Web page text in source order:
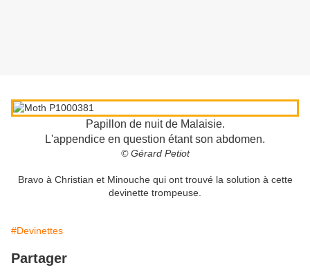
Papillon de nuit de Malaisie.
L'appendice en question étant son abdomen.
© Gérard Petiot
Bravo à Christian et Minouche qui ont trouvé la solution à cette
devinette trompeuse.
#Devinettes
Partager